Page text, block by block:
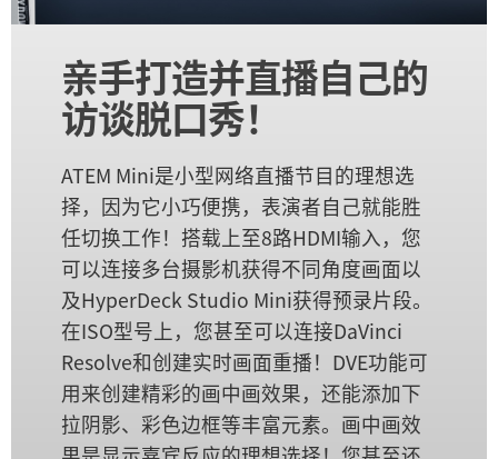
Spain
Sweden
中华台北
Turkey
UAE
Ukraine
United Kingdom
United States
亲手打造并直播自己的
访谈脱口秀！
ATEM Mini是小型网络直播节目的理想选
择，因为它小巧便携，表演者自己就能胜
任切换工作！搭载上至8路HDMI输入，您
可以连接多台摄影机获得不同角度画面以
及HyperDeck Studio Mini获得预录片段。
在ISO型号上，您甚至可以连接DaVinci
Resolve和创建实时画面重播！DVE功能可
用来创建精彩的画中画效果，还能添加下
拉阴影、彩色边框等丰富元素。画中画效